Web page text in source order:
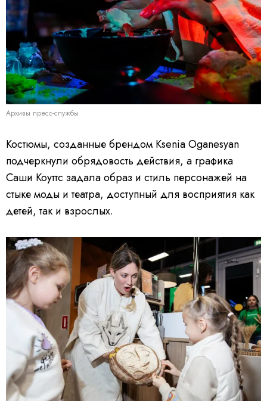
Архивы пресс-службы
Костюмы, созданные брендом Ksenia Oganesyan
подчеркнули обрядовость действия, а графика
Саши Коуттс задала образ и стиль персонажей на
стыке моды и театра, доступный для восприятия как
детей, так и взрослых.